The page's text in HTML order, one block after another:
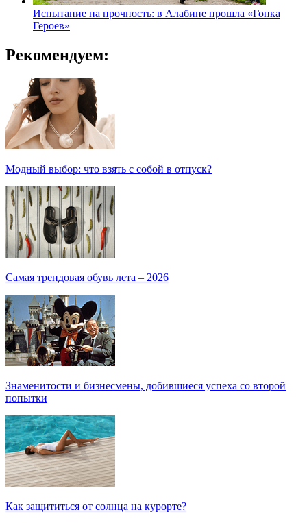
Испытание на прочность: в Алабине прошла «Гонка
Героев»
Рекомендуем:
Модный выбор: что взять с собой в отпуск?
Самая трендовая обувь лета – 2026
Знаменитости и бизнесмены, добившиеся успеха со второй
попытки
Как защититься от солнца на курорте?